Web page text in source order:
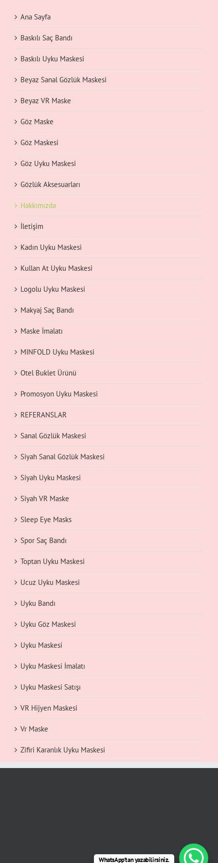
Ana Sayfa
Baskılı Saç Bandı
Baskılı Uyku Maskesi
Beyaz Sanal Gözlük Maskesi
Beyaz VR Maske
Göz Maske
Göz Maskesi
Göz Uyku Maskesi
Gözlük Aksesuarları
Hakkımızda
İletişim
Kadın Uyku Maskesi
Kullan At Uyku Maskesi
Logolu Uyku Maskesi
Makyaj Saç Bandı
Maske İmalatı
MINFOLD Uyku Maskesi
Otel Buklet Ürünü
Promosyon Uyku Maskesi
REFERANSLAR
Sanal Gözlük Maskesi
Siyah Sanal Gözlük Maskesi
Siyah Uyku Maskesi
Siyah VR Maske
Sleep Eye Masks
Spor Saç Bandı
Toptan Uyku Maskesi
Ucuz Uyku Maskesi
Uyku Bandı
Uyku Göz Maskesi
Uyku Maskesi
Uyku Maskesi İmalatı
Uyku Maskesi Satışı
VR Hijyen Maskesi
Vr Maske
Zifiri Karanlık Uyku Maskesi
WhatsApp'tan yazabilirsiniz.